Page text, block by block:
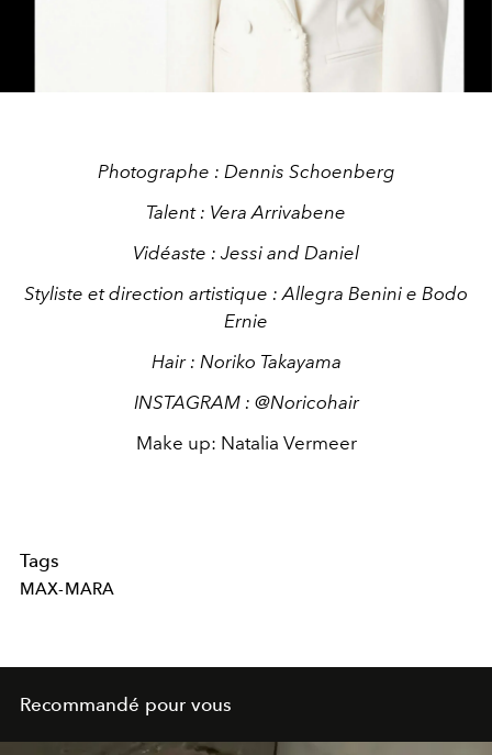
Photographe : Dennis Schoenberg
Talent : Vera Arrivabene
Vidéaste : Jessi and Daniel
Styliste et direction artistique : Allegra Benini e Bodo
Ernie
Hair : Noriko Takayama
INSTAGRAM : @Noricohair
Make up: Natalia Vermeer
Tags
MAX-MARA
Recommandé pour vous